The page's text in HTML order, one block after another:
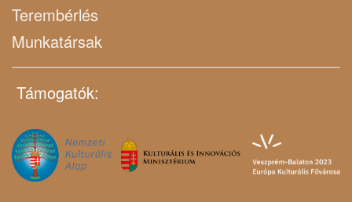
Terembérlés
Munkatársak
Támogatók: